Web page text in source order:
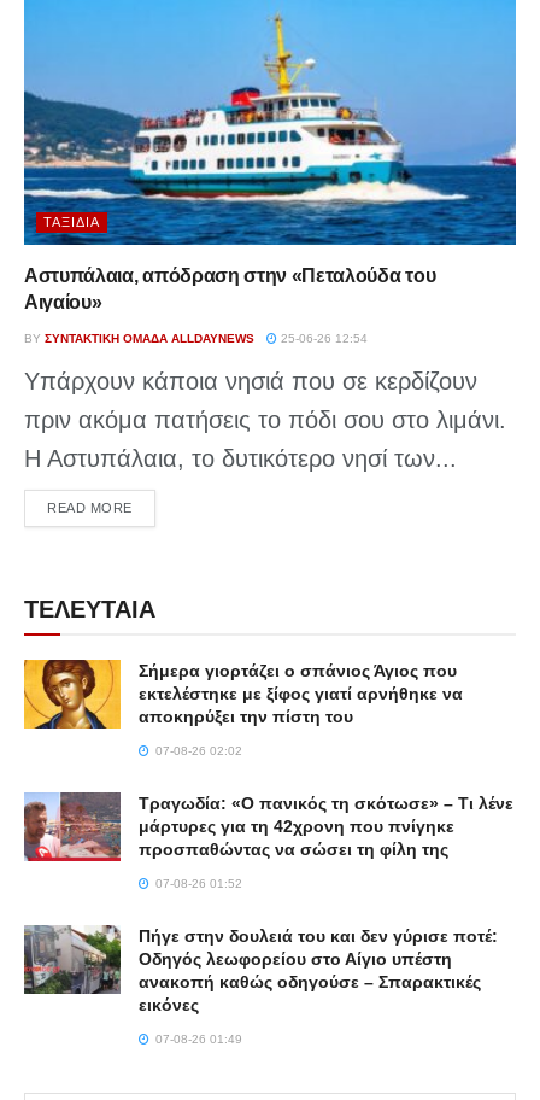
ΤΑΞΊΔΙΑ
Αστυπάλαια, απόδραση στην «Πεταλούδα του
Αιγαίου»
BY ΣΥΝΤΑΚΤΙΚΉ ΟΜΆΔΑ ALLDAYNEWS 25-06-26 12:54
Υπάρχουν κάποια νησιά που σε κερδίζουν
πριν ακόμα πατήσεις το πόδι σου στο λιμάνι.
Η Αστυπάλαια, το δυτικότερο νησί των...
READ MOREDETAILS
ΤΕΛΕΥΤΑΙΑ
Σήμερα γιορτάζει ο σπάνιος Άγιος που
εκτελέστηκε με ξίφος γιατί αρνήθηκε να
αποκηρύξει την πίστη του
07-08-26 02:02
Τραγωδία: «Ο πανικός τη σκότωσε» – Τι λένε
μάρτυρες για τη 42χρονη που πνίγηκε
προσπαθώντας να σώσει τη φίλη της
07-08-26 01:52
Πήγε στην δουλειά του και δεν γύρισε ποτέ:
Οδηγός λεωφορείου στο Αίγιο υπέστη
ανακοπή καθώς οδηγούσε – Σπαρακτικές
εικόνες
07-08-26 01:49